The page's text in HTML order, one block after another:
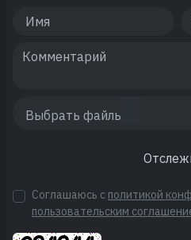
Соглашаюсь с политикой
пользовательским